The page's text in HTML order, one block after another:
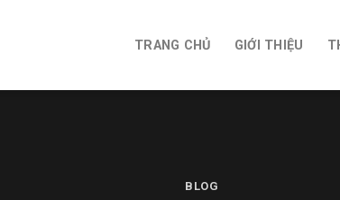
TRANG CHỦ GIỚI THIỆU
BLOG